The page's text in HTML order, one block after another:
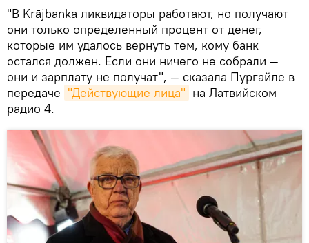
"В Krājbanka ликвидаторы работают, но получают
они только определенный процент от денег,
которые им удалось вернуть тем, кому банк
остался должен. Если они ничего не собрали —
они и зарплату не получат", — сказала Пургайле в
передаче "Действующие лица" на Латвийском
радио 4.